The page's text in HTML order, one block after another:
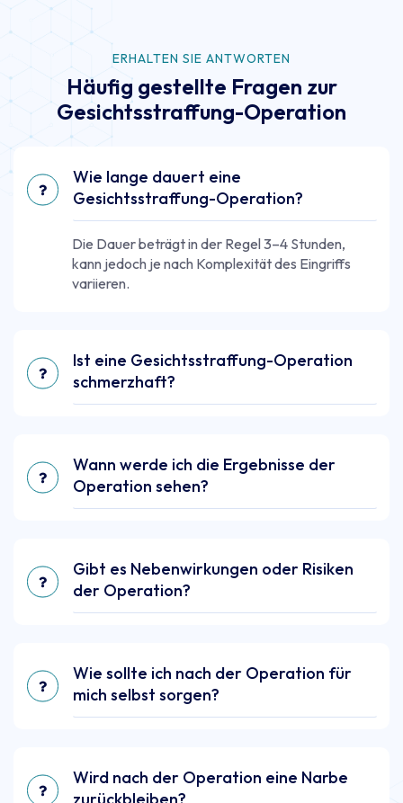
ERHALTEN SIE ANTWORTEN
Häufig gestellte Fragen zur
Gesichtsstraffung-Operation
Wie lange dauert eine
Gesichtsstraffung-Operation?
Die Dauer beträgt in der Regel 3–4 Stunden,
kann jedoch je nach Komplexität des Eingriffs
variieren.
Ist eine Gesichtsstraffung-Operation
schmerzhaft?
Wann werde ich die Ergebnisse der
Operation sehen?
Gibt es Nebenwirkungen oder Risiken
der Operation?
Wie sollte ich nach der Operation für
mich selbst sorgen?
Wird nach der Operation eine Narbe